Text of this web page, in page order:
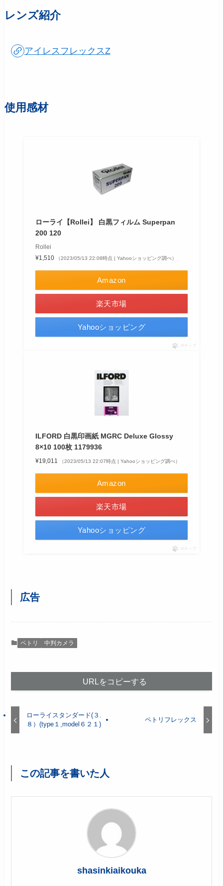
レンズ紹介
アイレスフレックスZ
使用感材
ローライ【Rollei】 白黒フィルム Superpan
200 120
Rollei
¥1,510
（2023/05/13 22:08時点 | Yahooショッピング調べ）
Amazon
楽天市場
Yahooショッピング
ポチップ
ILFORD 白黒印画紙 MGRC Deluxe Glossy
8×10 100枚 1179936
¥19,011 （2023/05/13 22:07時点 | Yahooショッピング調べ）
Amazon
楽天市場
Yahooショッピング
ポチップ
広告
ペトリ 中判カメラ
URLをコピーする
ローライスタンダード(３.
８）(type１,model６２１)
ペトリフレックス
この記事を書いた人
shasinkiaikouka